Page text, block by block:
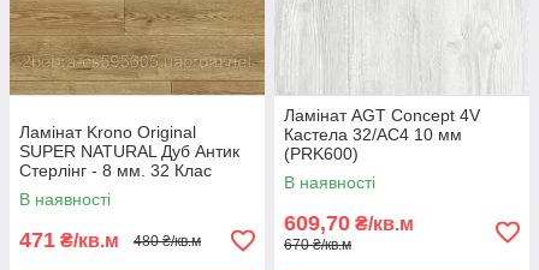
Ламінат Krono Original
SUPER NATURAL Дуб Антик
Стерлінг - 8 мм. 32 Клас
В наявності
471 ₴/кв.м 480 ₴/кв.м
Ламінат AGT Concept 4V
Кастела 32/АС4 10 мм
(PRK600)
В наявності
609,70 ₴/кв.м
670 ₴/кв.м